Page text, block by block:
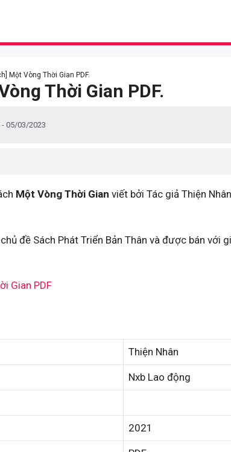
Một Vòng Thời Gian PDF.
Thời Gian PDF.
- 05/03/2023
Một Vòng Thời Gian viết bởi Tác giả Thiện
đề Sách Phát Triển Bản Thân và được bán với
Gian PDF
Thiện Nhân
Nxb Lao động
2021